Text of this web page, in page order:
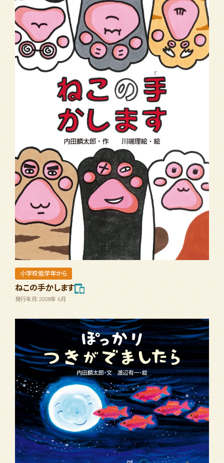
小学校低学年から
ねこの手かします
発行年月:2008年 6月